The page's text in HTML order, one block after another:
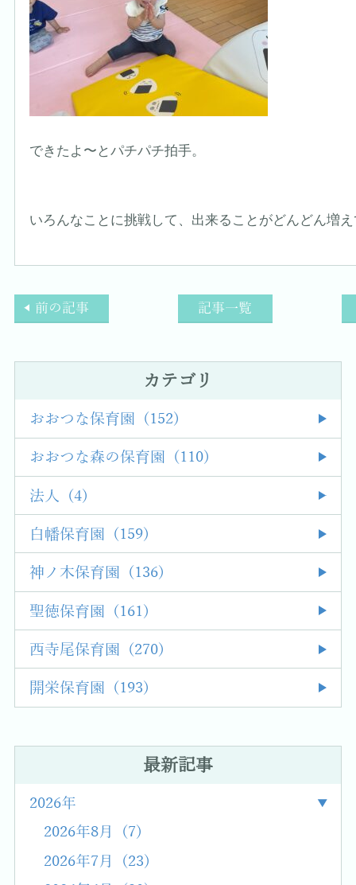
できたよ〜とパチパチ拍手。
いろんなことに挑戦して、出来ることがどんどん増
前の記事 記事一覧
カテゴリ
おおつな保育園 (152)
おおつな森の保育園 (110)
法人 (4)
白幡保育園 (159)
神ノ木保育園 (136)
聖徳保育園 (161)
西寺尾保育園 (270)
開栄保育園 (193)
最新記事
2026年
2026年8月 (7)
2026年7月 (23)